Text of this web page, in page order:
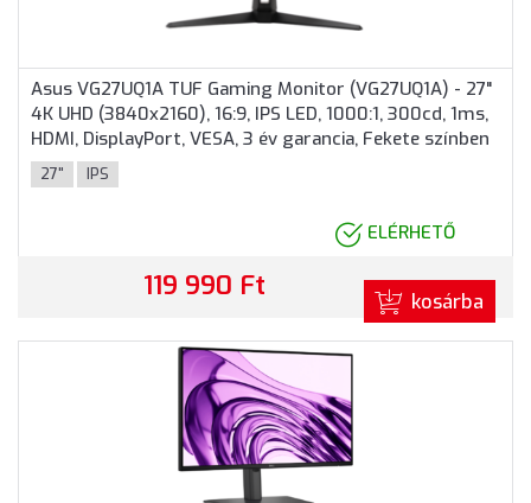
Asus VG27UQ1A TUF Gaming Monitor (VG27UQ1A) - 27"
4K UHD (3840x2160), 16:9, IPS LED, 1000:1, 300cd, 1ms,
HDMI, DisplayPort, VESA, 3 év garancia, Fekete színben
27" IPS
ELÉRHETŐ
119 990 Ft kosárba